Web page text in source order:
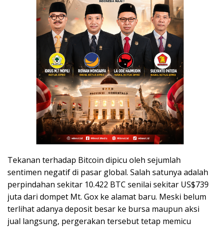
Tekanan terhadap Bitcoin dipicu oleh sejumlah
sentimen negatif di pasar global. Salah satunya adalah
perpindahan sekitar 10.422 BTC senilai sekitar US$739
juta dari dompet Mt. Gox ke alamat baru. Meski belum
terlihat adanya deposit besar ke bursa maupun aksi
jual langsung, pergerakan tersebut tetap memicu